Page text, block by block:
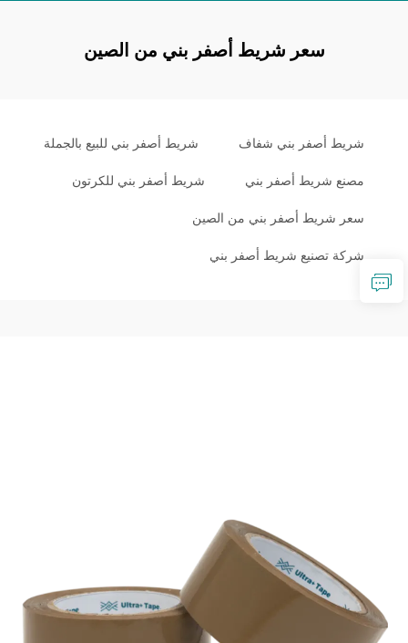
سعر شريط أصفر بني من الصين
شريط أصفر بني شفاف شريط أصفر بني للبيع بالجملة
مصنع شريط أصفر بني شريط أصفر بني للكرتون
سعر شريط أصفر بني من الصين
شركة تصنيع شريط أصفر بني